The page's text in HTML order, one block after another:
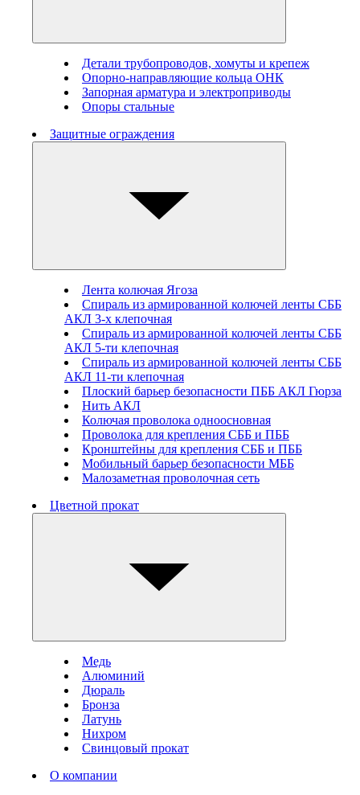
Детали трубопроводов, хомуты и крепеж
Опорно-направляющие кольца ОНК
Запорная арматура и электроприводы
Опоры стальные
Защитные ограждения
Лента колючая Ягоза
Спираль из армированной колючей ленты СББ
АКЛ 3-х клепочная
Спираль из армированной колючей ленты СББ
АКЛ 5-ти клепочная
Спираль из армированной колючей ленты СББ
АКЛ 11-ти клепочная
Плоский барьер безопасности ПББ АКЛ Гюрза
Нить АКЛ
Колючая проволока одноосновная
Проволока для крепления СББ и ПББ
Кронштейны для крепления СББ и ПББ
Мобильный барьер безопасности МББ
Малозаметная проволочная сеть
Цветной прокат
Медь
Алюминий
Дюраль
Бронза
Латунь
Нихром
Свинцовый прокат
О компании